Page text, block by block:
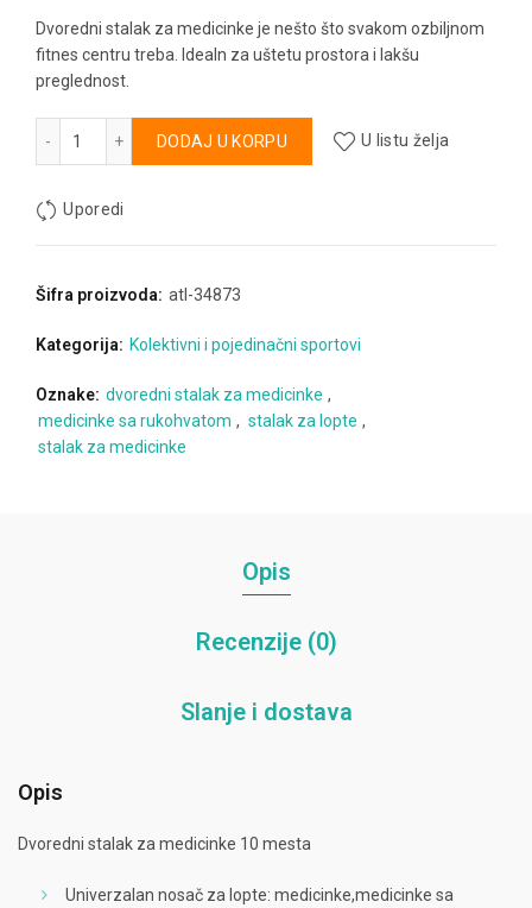
Dvoredni stalak za medicinke je nešto što svakom ozbiljnom
fitnes centru treba. Idealn za uštetu prostora i lakšu
preglednost.
Dvoredni stalak za medicinke količina
DODAJ U KORPU
Alternative:
U listu želja
Uporedi
Šifra proizvoda: atl-34873
Kategorija: Kolektivni i pojedinačni sportovi
Oznake: dvoredni stalak za medicinke ,
medicinke sa rukohvatom , stalak za lopte ,
stalak za medicinke
Opis
Recenzije (0)
Slanje i dostava
Opis
Dvoredni stalak za medicinke 10 mesta
Univerzalan nosač za lopte: medicinke,medicinke sa